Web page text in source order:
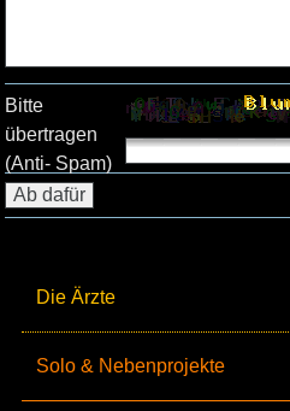
Die Ärzte
Solo & Nebenprojekte
Bitte
übertragen
(Anti- Spam)